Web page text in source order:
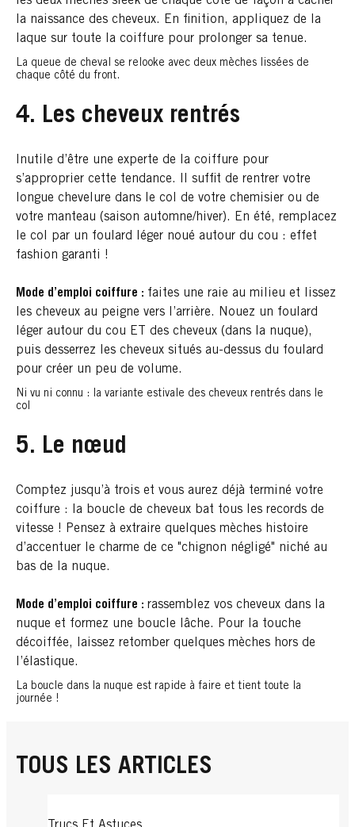
la naissance des cheveux. En finition, appliquez de la
laque sur toute la coiffure pour prolonger sa tenue.
La queue de cheval se relooke avec deux mèches lissées de
chaque côté du front.
4. Les cheveux rentrés
Inutile d’être une experte de la coiffure pour
s’approprier cette tendance. Il suffit de rentrer votre
longue chevelure dans le col de votre chemisier ou de
votre manteau (saison automne/hiver). En été, remplacez
le col par un foulard léger noué autour du cou : effet
fashion garanti !
Mode d’emploi coiffure : faites une raie au milieu et lissez
les cheveux au peigne vers l’arrière. Nouez un foulard
léger autour du cou ET des cheveux (dans la nuque),
puis desserrez les cheveux situés au-dessus du foulard
pour créer un peu de volume.
Ni vu ni connu : la variante estivale des cheveux rentrés dans le
col
5. Le nœud
Comptez jusqu’à trois et vous aurez déjà terminé votre
coiffure : la boucle de cheveux bat tous les records de
vitesse ! Pensez à extraire quelques mèches histoire
d’accentuer le charme de ce "chignon négligé" niché au
bas de la nuque.
Mode d’emploi coiffure : rassemblez vos cheveux dans la
nuque et formez une boucle lâche. Pour la touche
décoiffée, laissez retomber quelques mèches hors de
l’élastique.
La boucle dans la nuque est rapide à faire et tient toute la
journée !
TOUS LES ARTICLES